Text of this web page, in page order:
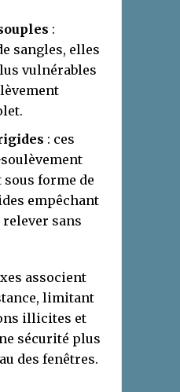
:
sangles, elles
vulnérables
: ces
sous forme de
empêchant
relever sans
associent
limitant
illicites et
sécurité plus
des fenêtres.